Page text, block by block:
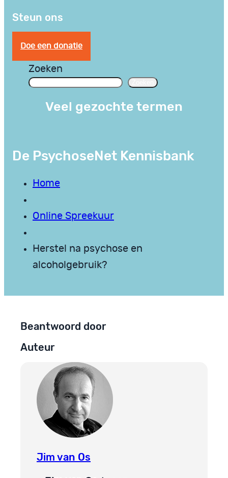
Steun ons
Doe een donatie
Zoeken
Veel gezochte termen
De PsychoseNet Kennisbank
Home
Online Spreekuur
Herstel na psychose en
alcoholgebruik?
Beantwoord door
Auteur
Jim van Os